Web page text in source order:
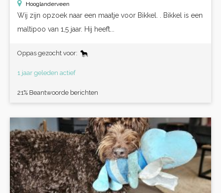
Hooglanderveen
Wij zijn opzoek naar een maatje voor Bikkel. . Bikkel is een
maltipoo van 1,5 jaar. Hij heeft...
Oppas gezocht voor:
1 jaar geleden actief
21% Beantwoorde berichten